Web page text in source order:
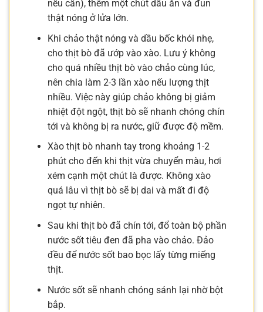
nếu cần), thêm một chút dầu ăn và đun
thật nóng ở lửa lớn.
Khi chảo thật nóng và dầu bốc khói nhẹ,
cho thịt bò đã ướp vào xào. Lưu ý không
cho quá nhiều thịt bò vào chảo cùng lúc,
nên chia làm 2-3 lần xào nếu lượng thịt
nhiều. Việc này giúp chảo không bị giảm
nhiệt đột ngột, thịt bò sẽ nhanh chóng chín
tới và không bị ra nước, giữ được độ mềm.
Xào thịt bò nhanh tay trong khoảng 1-2
phút cho đến khi thịt vừa chuyển màu, hơi
xém cạnh một chút là được. Không xào
quá lâu vì thịt bò sẽ bị dai và mất đi độ
ngọt tự nhiên.
Sau khi thịt bò đã chín tới, đổ toàn bộ phần
nước sốt tiêu đen đã pha vào chảo. Đảo
đều để nước sốt bao bọc lấy từng miếng
thịt.
Nước sốt sẽ nhanh chóng sánh lại nhờ bột
bắp.